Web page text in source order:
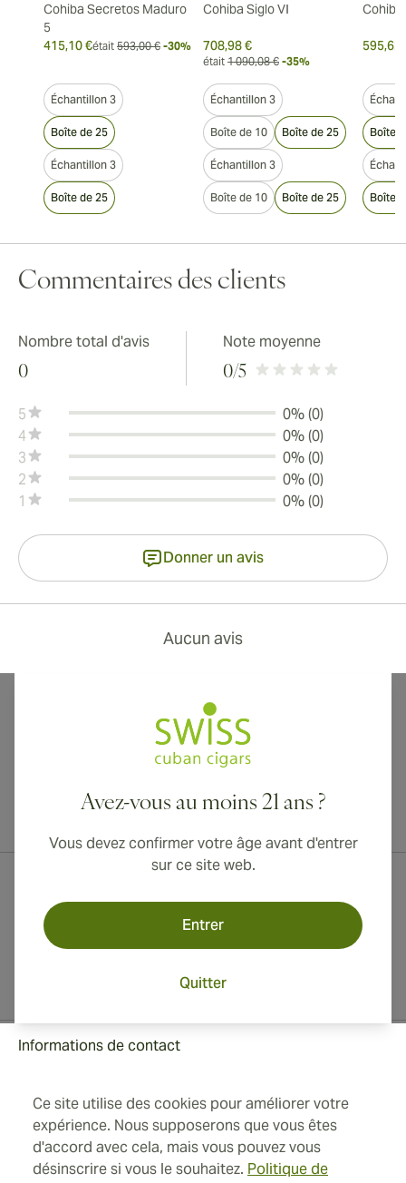
Ce site utilise des cookies pour améliorer votre
expérience. Nous supposerons que vous êtes
d'accord avec cela, mais vous pouvez vous
désinscrire si vous le souhaitez. Politique de
Cohiba Secretos Maduro
5
415,10 €était 593,00 € -30%
Échantillon 3
Boîte de 25
Échantillon 3
Boîte de 25
Cohiba Siglo VI
708,98 €
était 1 090,08 € -35%
Échantillon 3
Boîte de 10 Boîte de 25
Échantillon 3
Boîte de 10 Boîte de 25
Cohiba
595,62
Boîte
Boîte
Commentaires des clients
Nombre total d'avis
0
Note moyenne
0/5
5
0% (0)
4
0% (0)
3
0% (0)
2
0% (0)
1
0% (0)
Donner un avis
Aucun avis
Avez-vous au moins 21 ans ?
Vous devez confirmer votre âge avant d'entrer
sur ce site web.
Entrer
Quitter
Livraison internationale disponible vers le Canada, le Royaume-Uni
Informations de contact
Toll Free +1 (850) 364 4421
+41 22 518 44 43